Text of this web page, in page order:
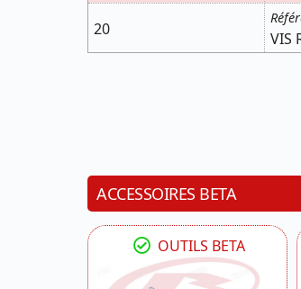
20
VIS
ACCESSOIRES BETA
OUTILS BETA